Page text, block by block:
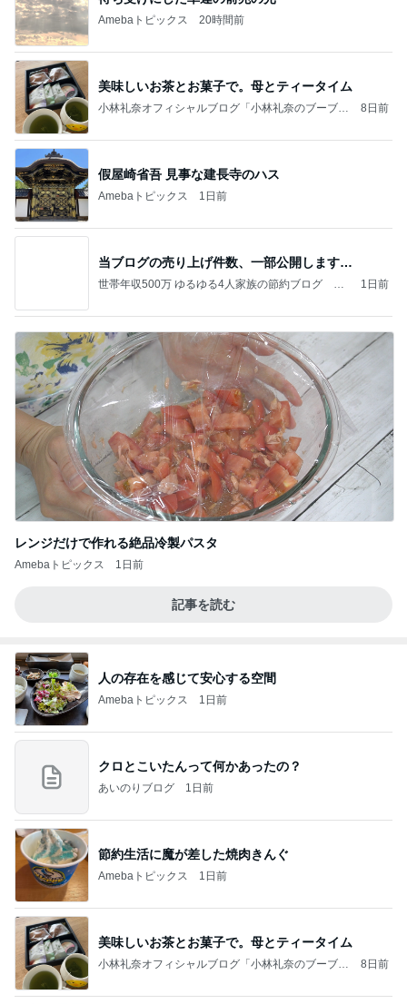
Amebaトピックス 20時間前
美味しいお茶とお菓子で。母とティータイム
小林礼奈オフィシャルブログ「小林礼奈のブーブー
8日前
假屋崎省吾 見事な建長寺のハス
Amebaトピックス 1日前
当ブログの売り上げ件数、一部公開します…
世帯年収500万 ゆるゆる4人家族の節約ブログ 〜
1日前
レンジだけで作れる絶品冷製パスタ
Amebaトピックス 1日前
記事を読む
人の存在を感じて安心する空間
Amebaトピックス 1日前
クロとこいたんって何かあったの？
あいのりブログ 1日前
節約生活に魔が差した焼肉きんぐ
Amebaトピックス 1日前
美味しいお茶とお菓子で。母とティータイム
小林礼奈オフィシャルブログ「小林礼奈のブーブー
8日前